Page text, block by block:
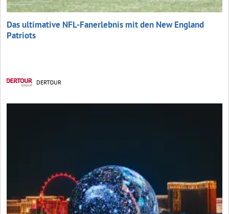
Das ultimative NFL-Fanerlebnis mit den New England
Patriots
DERTOUR